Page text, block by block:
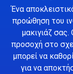
Ένα
προώθηση του
μακιγιάζ
προσοχή στο
μπορεί να
για να